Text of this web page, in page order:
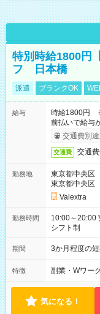
特別時給1800円
フ 日本橋
派遣 ブランクOK
給与
時給1800円 ※
前払いで給与
交通費別
交通費 交通
勤務地
東京都中央区
東京都中央区
Valextra
勤務時間
10:00～20:00 実働7.5時間／休憩1.5時間 営業時間に合わせた
シフト制
期間 3か月程度の
特徴 副業・Wワー
気になる！